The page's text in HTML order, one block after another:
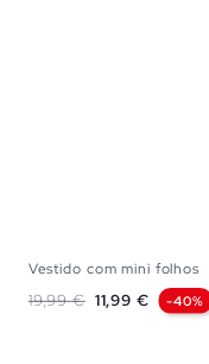
Vestido com mini folhos
Preço normal
19,99 € Preço
11,99 € -40%